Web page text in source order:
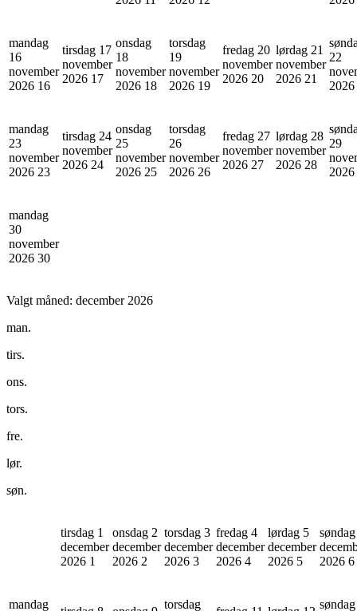
mandag
16
november
2026 16
tirsdag 17
november
2026 17
onsdag
18
november
2026 18
torsdag
19
november
2026 19
fredag 20
november
2026 20
lørdag 21
november
2026 21
22
2026
mandag
23
november
2026 23
tirsdag 24
november
2026 24
onsdag
25
november
2026 25
torsdag
26
november
2026 26
fredag 27
november
2026 27
lørdag 28
november
2026 28
29
2026
mandag
30
november
2026 30
Valgt måned: december 2026
man.
tirs.
ons.
tors.
fre.
lør.
søn.
tirsdag 1
december
2026 1
onsdag 2
december
2026 2
torsdag 3
december
2026 3
fredag 4
december
2026 4
lørdag 5
december
2026 5
2026 6
mandag torsdag søndag